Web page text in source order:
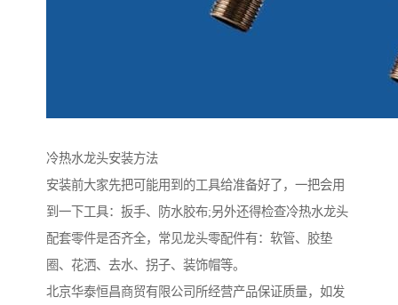
冷热水龙头安装方法
安装前大家先把可能用到的工具给准备好了，一把会用
到一下工具：扳手、防水胶布;另外还得检查冷热水龙头
配套零件是否齐全，常见龙头零配件有：软管、胶垫
圈、花洒、去水、拐子、装饰帽等。
北京华泰恒昌商贸有限公司所经营产品保证质量，如发